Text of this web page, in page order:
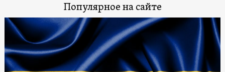
Популярное на сайте